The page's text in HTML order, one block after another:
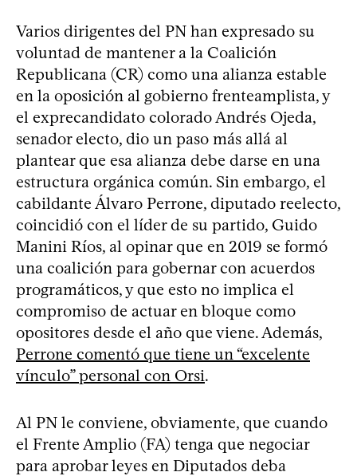
Varios dirigentes del PN han expresado su
voluntad de mantener a la Coalición
Republicana (CR) como una alianza estable
en la oposición al gobierno frenteamplista, y
el exprecandidato colorado Andrés Ojeda,
senador electo, dio un paso más allá al
plantear que esa alianza debe darse en una
estructura orgánica común. Sin embargo, el
cabildante Álvaro Perrone, diputado reelecto,
coincidió con el líder de su partido, Guido
Manini Ríos, al opinar que en 2019 se formó
una coalición para gobernar con acuerdos
programáticos, y que esto no implica el
compromiso de actuar en bloque como
opositores desde el año que viene. Además,
Perrone comentó que tiene un “excelente
vínculo” personal con Orsi.
Al PN le conviene, obviamente, que cuando
el Frente Amplio (FA) tenga que negociar
para aprobar leyes en Diputados deba